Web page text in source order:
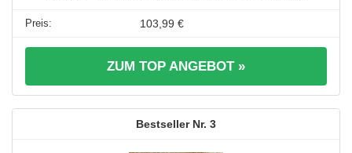
103,99 €
ZUM TOP ANGEBOT »
3